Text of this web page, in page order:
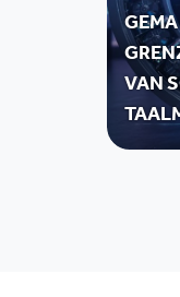
VAN